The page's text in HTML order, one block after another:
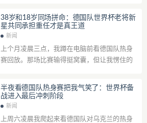
帮人，哪个能比得上当年？穆勒老了，克罗...
38岁和18岁同场拼命：德国队世界杯老将新
星共同承担重任才是真王道
新闻
上个月凌晨三点，我蹲在电脑前看德国队热身
赛回放。那场比赛输得挺窝囊，但让我愣住的
线喊的那一嗓子。镜头扫过去，穆勒正弯着...
半夜看德国队热身赛把我气笑了：世界杯备
战进入最后冲刺阶段
新闻
上周六凌晨我爬起来看德国队对乌克兰的热身